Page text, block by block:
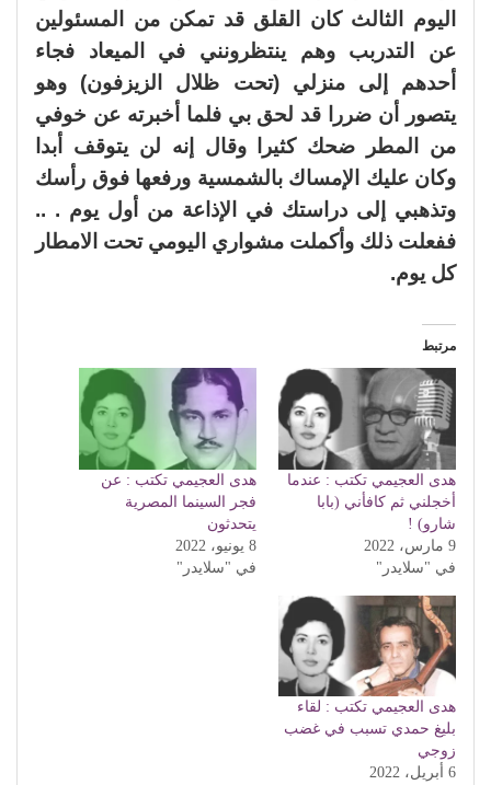
اليوم الثالث كان القلق قد تمكن من المسئولين
عن التدربب وهم ينتظرونني في الميعاد فجاء
أحدهم إلى منزلي (تحت ظلال الزيزفون) وهو
يتصور أن ضررا قد لحق بي فلما أخبرته عن خوفي
من المطر ضحك كثيرا وقال إنه لن يتوقف أبدا
وكان عليك الإمساك بالشمسية ورفعها فوق رأسك
وتذهبي إلى دراستك في الإذاعة من أول يوم . ..
ففعلت ذلك وأكملت مشواري اليومي تحت الامطار
كل يوم.
مرتبط
هدى العجيمي تكتب : عندما
أخجلني ثم كافأني (بابا
شارو) !
9 مارس، 2022
في "سلايدر"
هدى العجيمي تكتب : عن
فجر السينما المصرية
يتحدثون
8 يونيو، 2022
في "سلايدر"
هدى العجيمي تكتب : لقاء
بليغ حمدي تسبب في غضب
زوجي
6 أبريل، 2022